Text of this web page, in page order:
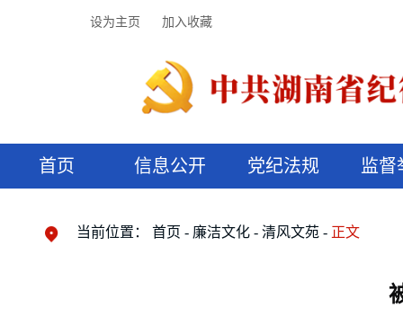
设为主页 加入收藏
首页 信息公开 党纪法规 监督
当前位置： 首页 廉洁文化 清风文苑 正文